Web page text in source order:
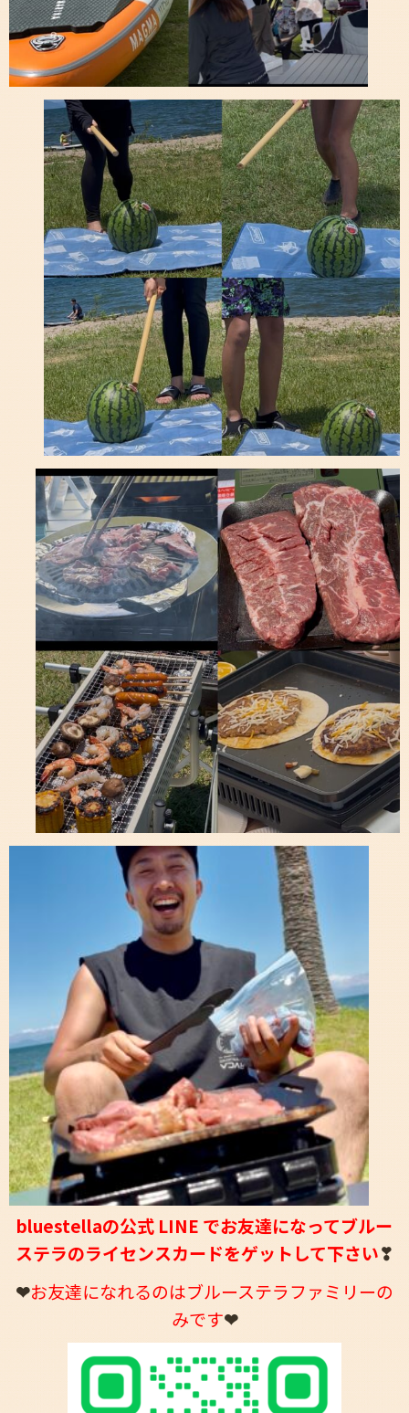
bluestellaの公式 LINE でお友達になってブルー
ステラのライセンスカードをゲットして下さい❣
❤お友達になれるのはブルーステラファミリーの
みです❤